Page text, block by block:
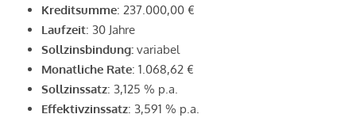
Kreditsumme: 237.000,00 €
Laufzeit: 30 Jahre
Sollzinsbindung: variabel
Monatliche Rate: 1.068,62 €
Sollzinssatz: 3,125 % p.a.
Effektivzinssatz: 3,591 % p.a.